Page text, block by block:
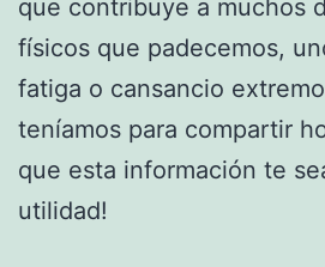
que contribuye a muchos
físicos que padecemos,
fatiga o cansancio
teníamos para compartir
que esta información te
utilidad!